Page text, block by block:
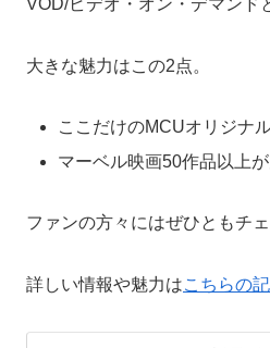
大きな魅力はこの2点。
ここだけのMCUオリジナ
マーベル映画50作品以上
ファンの方々にはぜひともチ
詳しい情報や魅力はこちらの